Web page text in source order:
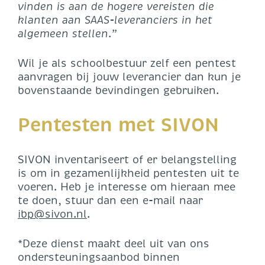
vinden is aan de hogere vereisten die
klanten aan SAAS-leveranciers in het
algemeen stellen.”
Wil je als schoolbestuur zelf een pentest
aanvragen bij jouw leverancier dan kun je
bovenstaande bevindingen gebruiken.
Pentesten met SIVON
SIVON inventariseert of er belangstelling
is om in gezamenlijkheid pentesten uit te
voeren. Heb je interesse om hieraan mee
te doen, stuur dan een e-mail naar
ibp@sivon.nl.
*Deze dienst maakt deel uit van ons
ondersteuningsaanbod binnen